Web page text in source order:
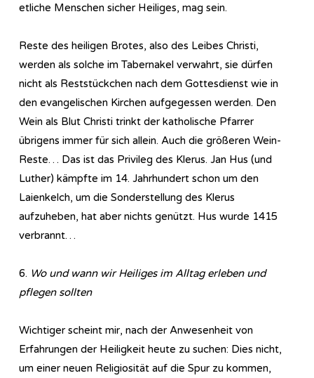
etliche Menschen sicher Heiliges, mag sein.
Reste des heiligen Brotes, also des Leibes Christi,
werden als solche im Tabernakel verwahrt, sie dürfen
nicht als Reststückchen nach dem Gottesdienst wie in
den evangelischen Kirchen aufgegessen werden. Den
Wein als Blut Christi trinkt der katholische Pfarrer
übrigens immer für sich allein. Auch die größeren Wein-
Reste… Das ist das Privileg des Klerus. Jan Hus (und
Luther) kämpfte im 14. Jahrhundert schon um den
Laienkelch, um die Sonderstellung des Klerus
aufzuheben, hat aber nichts genützt. Hus wurde 1415
verbrannt…
6. Wo und wann wir Heiliges im Alltag erleben und
pflegen sollten
Wichtiger scheint mir, nach der Anwesenheit von
Erfahrungen der Heiligkeit heute zu suchen: Dies nicht,
um einer neuen Religiosität auf die Spur zu kommen,